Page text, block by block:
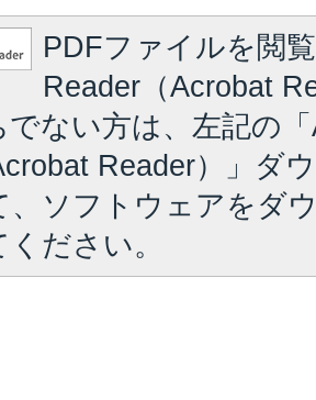
PDFファイルを閲
Reader（Acrobat
ない方は、左記の
Reader）」ダ
、ソフトウェアをダ
ださい。